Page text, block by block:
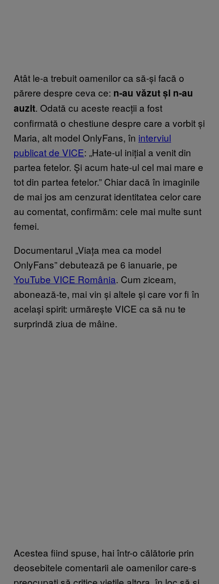
Atât le-a trebuit oamenilor ca să-și facă o
părere despre ceva ce: n-au văzut și n-au
auzit. Odată cu aceste reacții a fost
confirmată o chestiune despre care a vorbit și
Maria, alt model OnlyFans, în interviul
publicat de VICE: „Hate-ul inițial a venit din
partea fetelor. Și acum hate-ul cel mai mare e
tot din partea fetelor.” Chiar dacă în imaginile
de mai jos am cenzurat identitatea celor care
au comentat, confirmăm: cele mai multe sunt
femei.
Documentarul „Viața mea ca model
OnlyFans” debutează pe 6 ianuarie, pe
YouTube VICE România. Cum ziceam,
abonează-te, mai vin și altele și care vor fi în
același spirit: urmărește VICE ca să nu te
surprindă ziua de mâine.
Acestea fiind spuse, hai într-o călătorie prin
deosebitele comentarii ale oamenilor care-s